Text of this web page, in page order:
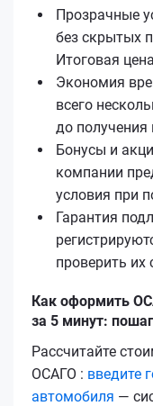
Прозрачные
без скрытых
Итоговая
Экономия
всего
до получения
Бонусы и
компании
условия при
Гарантия
проверить их
Как оформить
за 5 минут:
Рассчитайте
ОСАГО : введите
автомобиля —